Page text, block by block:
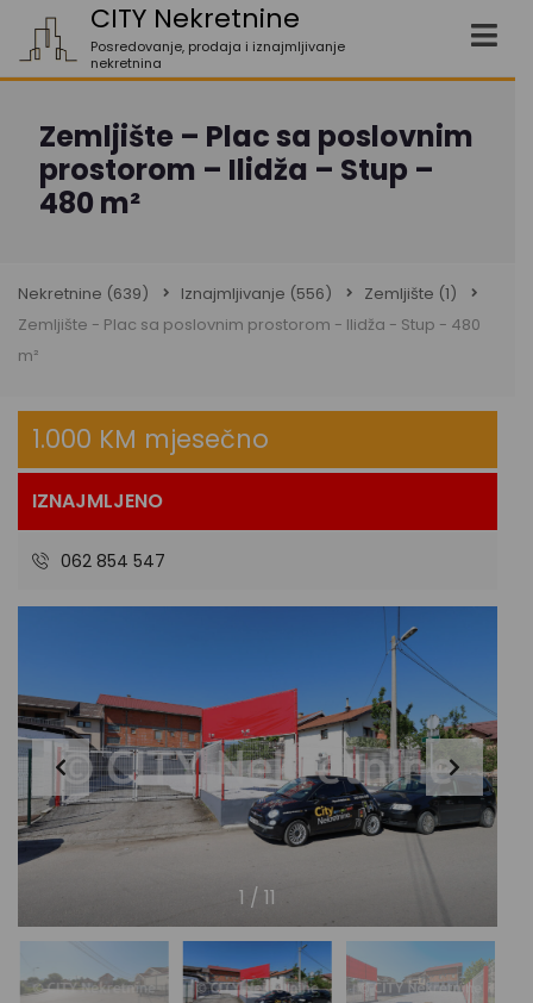
CITY Nekretnine
Posredovanje, prodaja i iznajmljivanje
nekretnina
Zemljište – Plac sa poslovnim
prostorom – Ilidža – Stup –
480 m²
Nekretnine (639) Iznajmljivanje (556) Zemljište (1)
Zemljište - Plac sa poslovnim prostorom - Ilidža - Stup - 480
m²
1.000 KM mjesečno
IZNAJMLJENO
062 854 547
1 / 11